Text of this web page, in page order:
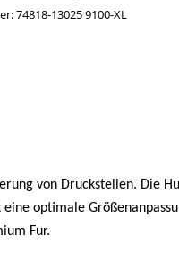
74818-13025 9100-XL
von Druckstellen. Die
optimale
Fur.